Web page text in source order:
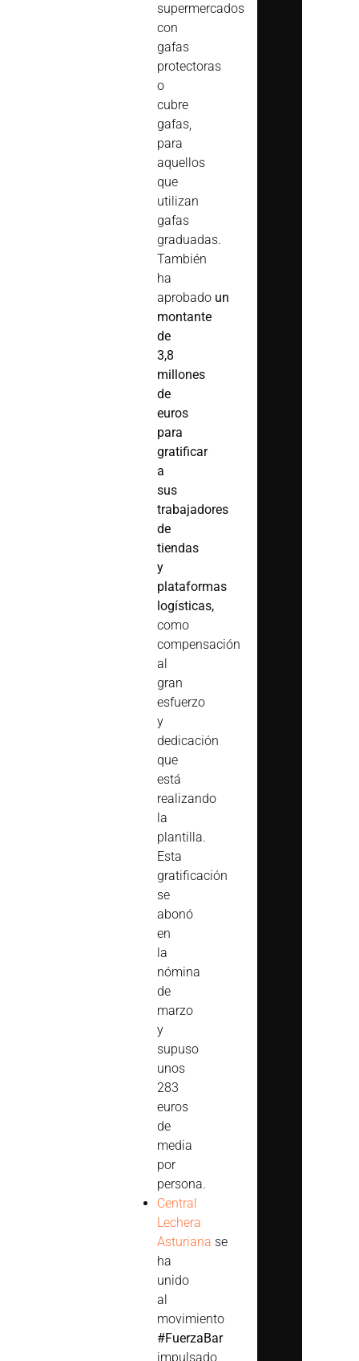
supermercados
con
gafas
protectoras
o
cubre
gafas,
para
aquellos
que
utilizan
gafas
graduadas.
También
ha
aprobadoun
montante
de
3,8
millones
de
euros
para
gratificar
a
sus
trabajadores
de
tiendas
y
plataformas
logísticas,
como
compensación
al
gran
esfuerzo
y
dedicación
que
está
realizando
la
plantilla.
Esta
gratificación
se
abonó
en
la
nómina
de
marzo
y
supuso
unos
283
euros
de
media
por
persona.
Central
Lechera
Asturiana se
ha
unido
al
movimiento
#FuerzaBar
impulsado